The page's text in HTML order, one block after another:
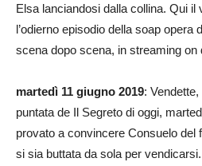
Elsa lanciandosi dalla collina. Qui il
l’odierno episodio della soap opera
scena dopo scena, in streaming on
martedì 11 giugno 2019:
puntata de Il Segreto di oggi,
provato a convincere Consuelo del
si sia buttata da sola per